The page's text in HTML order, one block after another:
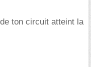
ton circuit atteint la